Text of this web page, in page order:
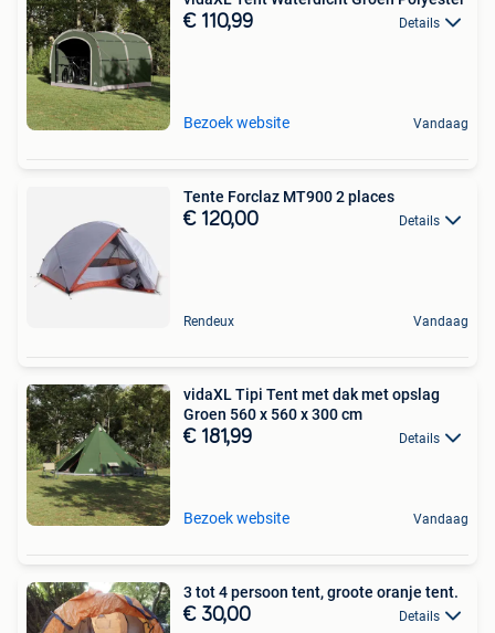
€ 110,99 Details
Bezoek website Vandaag
Tente Forclaz MT900 2 places
€ 120,00 Details
Rendeux Vandaag
vidaXL Tipi Tent met dak met opslag
Groen 560 x 560 x 300 cm
€ 181,99 Details
Bezoek website Vandaag
3 tot 4 persoon tent, groote oranje tent.
€ 30,00 Details